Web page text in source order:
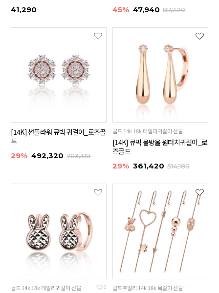
41,290 45% 47,940 87,220
[14K] 썬플라워 큐빅 귀걸이_로즈골
드
29% 492,320 703,310
골드 14k 18k 데일리귀걸이 선물추천
[14K] 큐빅 물방울 원터치귀걸이_로
즈골드
29% 361,420 514,180
2
골드 14k 18k 데일리귀걸이 선물추천 골드주얼리 14k 18k 목걸이 선물추천